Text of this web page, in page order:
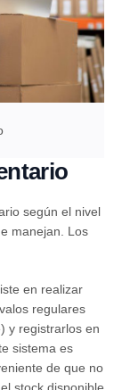
según el nivel
manejan. Los
en realizar
regulares
y registrarlos en
sistema es
de que no